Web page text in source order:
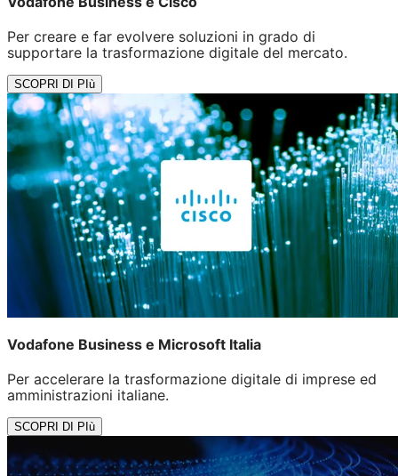
Per creare e far evolvere soluzioni in grado di
supportare la trasformazione digitale del mercato.
SCOPRI DI PIù
Vodafone Business e Microsoft Italia
Per accelerare la trasformazione digitale di imprese ed
amministrazioni italiane.
SCOPRI DI PIù